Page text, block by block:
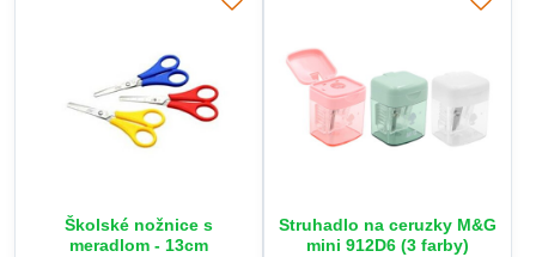
Školské nožnice s
meradlom - 13cm
Struhadlo na ceruzky M&G
mini 912D6 (3 farby)